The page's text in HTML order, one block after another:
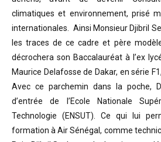
climatiques et environnement, prisé
internationales. Ainsi Monsieur Djibril
les traces de ce cadre et père
décrochera son Baccalauréat à l’ex
Maurice Delafosse de Dakar, en série
Avec ce parchemin dans la poche,
d’entrée de l’Ecole Nationale
Technologie (ENSUT). Ce qui lui
formation à Air Sénégal, comme